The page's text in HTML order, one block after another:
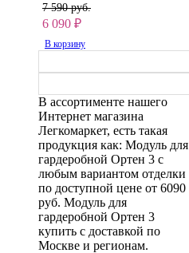
7 590 руб.
6 090 ₽
В корзину
В ассортименте нашего
Интернет магазина
Легкомаркет, есть такая
продукция как: Модуль для
гардеробной Ортен 3 с
любым вариантом отделки
по доступной цене от 6090
руб. Модуль для
гардеробной Ортен 3
купить с доставкой по
Москве и регионам.